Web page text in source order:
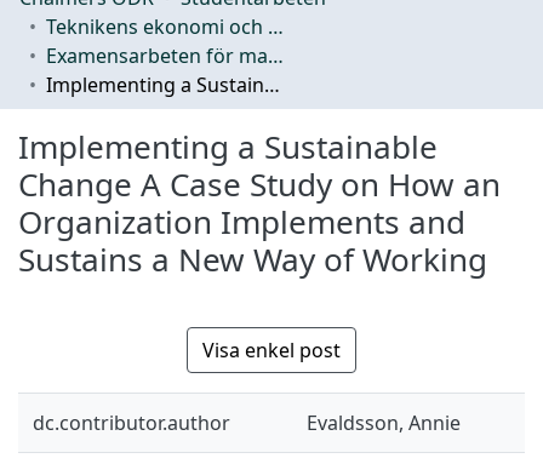
Teknikens ekonomi och organisation
Examensarbeten för masterexamen
Implementing a Sustainable Change A Case Study on How an Organization Implements and Sustains a New Way of Working
Implementing a Sustainable
Change A Case Study on How an
Organization Implements and
Sustains a New Way of Working
Visa enkel post
dc.contributor.author Evaldsson, Annie